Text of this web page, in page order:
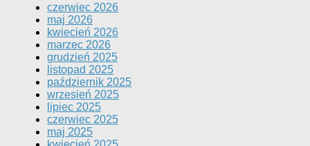
czerwiec 2026
maj 2026
kwiecień 2026
marzec 2026
grudzień 2025
listopad 2025
październik 2025
wrzesień 2025
lipiec 2025
czerwiec 2025
maj 2025